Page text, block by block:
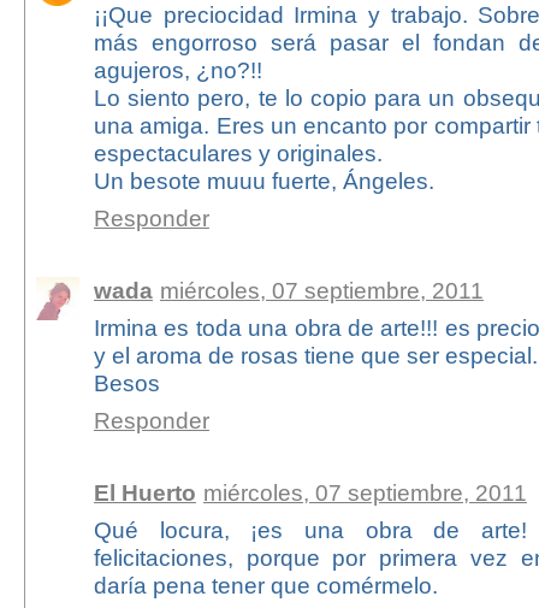
¡¡Que preciocidad Irmina y trabajo.
más engorroso será pasar el fondan
agujeros, ¿no?!!
Lo siento pero, te lo copio para un
una amiga. Eres un encanto por
espectaculares y originales.
Un besote muuu fuerte, Ángeles.
Responder
wada miércoles, 07 septiembre, 2011
Irmina es toda una obra de arte!!! es
y el aroma de rosas tiene que ser especial.
Besos
Responder
El Huerto miércoles, 07 septiembre, 2011
Qué locura, ¡es una obra de arte!
felicitaciones, porque por primera vez
daría pena tener que comérmelo.